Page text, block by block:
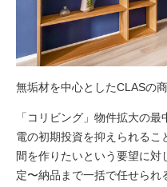
無垢材を中心としたCLASの
「コリビング」物件拡大の
電の初期投資を抑えられる
間を作りたいという要望に
定〜納品まで一括で任せら